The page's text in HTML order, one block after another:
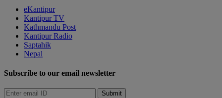
eKantipur
Kantipur TV
Kathmandu Post
Kantipur Radio
Saptahik
Nepal
Subscribe to our email newsletter
Submit